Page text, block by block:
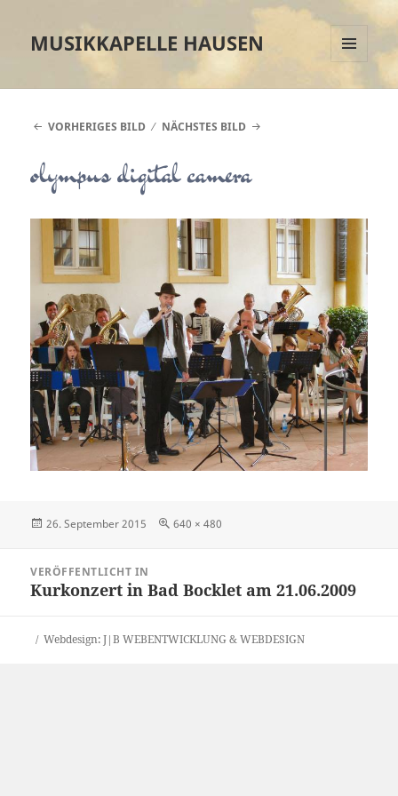
MUSIKKAPELLE HAUSEN
UND
VORHERIGES BILD
NÄCHSTES BILD
olympus digital camera
Veröffentlicht
26. September 2015 Originalgröße
640 × 480
VERÖFFENTLICHT IN
Kurkonzert in Bad Bocklet am 21.06.2009